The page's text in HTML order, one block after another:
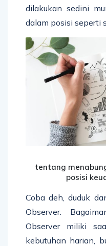
dilakukan sedini
dalam posisi seperti
Mulai
tentang
posisi
Coba deh, duduk
Observer.
Observer miliki
kebutuhan harian,